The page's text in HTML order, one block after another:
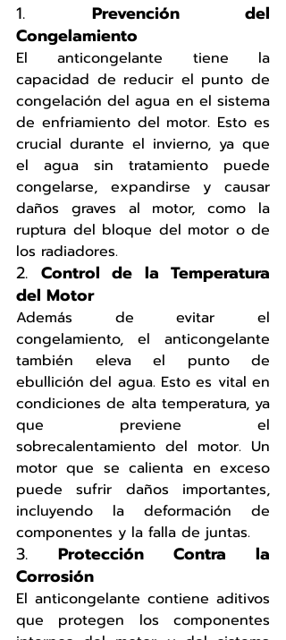
1. Prevención del
Congelamiento
El anticongelante tiene la
capacidad de reducir el punto de
congelación del agua en el sistema
de enfriamiento del motor. Esto es
crucial durante el invierno, ya que
el agua sin tratamiento puede
congelarse, expandirse y causar
daños graves al motor, como la
ruptura del bloque del motor o de
los radiadores.
2. Control de la Temperatura
del Motor
Además de evitar el
congelamiento, el anticongelante
también eleva el punto de
ebullición del agua. Esto es vital en
condiciones de alta temperatura, ya
que previene el
sobrecalentamiento del motor. Un
motor que se calienta en exceso
puede sufrir daños importantes,
incluyendo la deformación de
componentes y la falla de juntas.
3. Protección Contra la
Corrosión
El anticongelante contiene aditivos
que protegen los componentes